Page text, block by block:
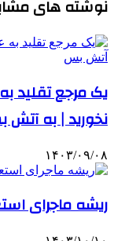
نوشته های
یک مرجع تقلید
نخورید | به آتش
۱۴۰۳/۰۹/۰۸
ریشه ماجرای